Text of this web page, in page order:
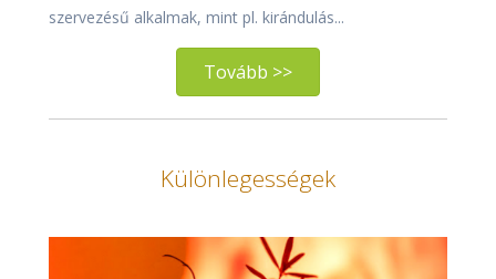
szervezésű alkalmak, mint pl. kirándulás...
Tovább >>
Különlegességek